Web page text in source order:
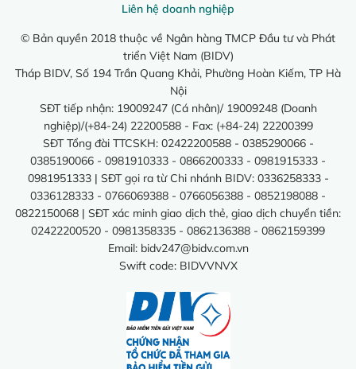
Liên hệ doanh nghiệp
© Bản quyền 2018 thuộc về Ngân hàng TMCP Đầu tư và Phát
triển Việt Nam (BIDV)
Tháp BIDV, Số 194 Trần Quang Khải, Phường Hoàn Kiếm, TP Hà
Nội
SĐT tiếp nhận: 19009247 (Cá nhân)/ 19009248 (Doanh
nghiệp)/(+84-24) 22200588 - Fax: (+84-24) 22200399
SĐT Tổng đài TTCSKH: 02422200588 - 0385290066 -
0385190066 - 0981910333 - 0866200333 - 0981915333 -
0981951333 | SĐT gọi ra từ Chi nhánh BIDV: 0336258333 -
0336128333 - 0766069388 - 0766056388 - 0852198088 -
0822150068 | SĐT xác minh giao dịch thẻ, giao dịch chuyển tiền:
02422200520 - 0981358335 - 0862136388 - 0862159399
Email: bidv247@bidv.com.vn
Swift code: BIDVVNVX